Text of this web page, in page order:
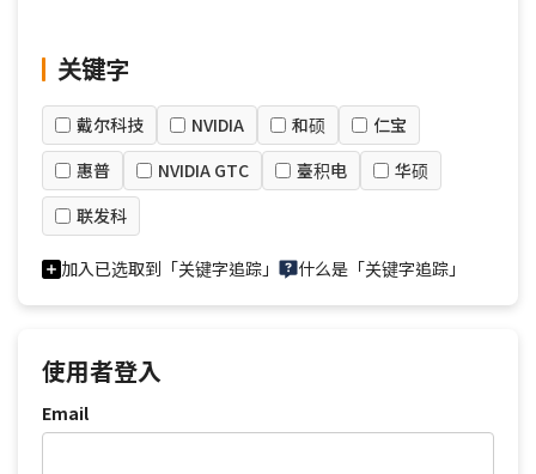
关键字
戴尔科技 NVIDIA 和硕
仁宝
惠普
NVIDIA GTC 臺积电
华硕
联发科
加入已选取到「关键字追踪」 什么是「关键字追踪」
使用者登入
Email